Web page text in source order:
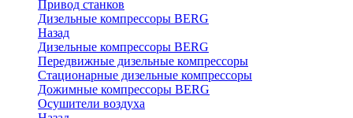
Привод станков
Дизельные компрессоры BERG
Назад
Дизельные компрессоры BERG
Передвижные дизельные компрессоры
Стационарные дизельные компрессоры
Дожимные компрессоры BERG
Осушители воздуха